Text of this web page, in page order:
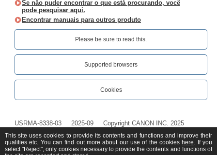
Se não puder encontrar o que está procurando, você
pode pesquisar aqui.
Encontrar manuais para outros produto
Please be sure to read this.‎
Supported browsers
Cookies
USRMA-8338-03 2025-09 Copyright CANON INC. 2025
This site uses cookies to provide its contents and functions and improve their
qualities etc. You can find out more about our use of the cookies here. If you
select "Reject", only cookies necessary to provide the contents and functions of